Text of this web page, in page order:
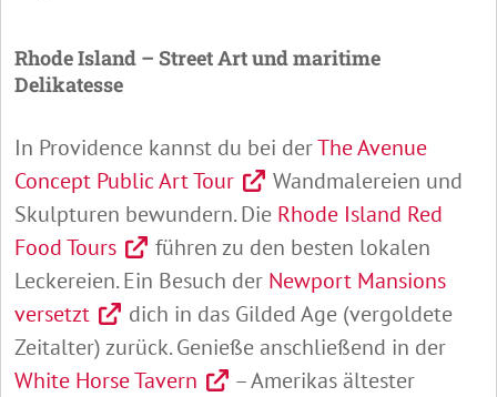
Rhode Island – Street Art und maritime
Delikatesse
In Providence kannst du bei derThe Avenue
Concept Public Art Tour
Wandmalereien und
Skulpturen bewundern. Die Rhode Island Red
Food Tours
führen zu den besten lokalen
Leckereien. Ein Besuch der Newport Mansions
versetzt
dich in das Gilded Age (vergoldete
Zeitalter) zurück. Genieße anschließend in der
White Horse Tavern
– Amerikas ältester